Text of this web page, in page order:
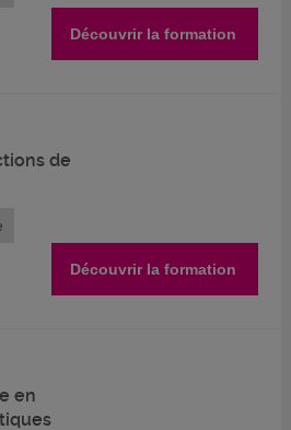
Découvrir la formation
de
Découvrir la formation
en